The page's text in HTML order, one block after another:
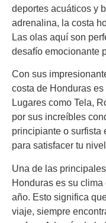
deportes acuáticos y
adrenalina, la costa
Las olas aquí son
desafío emocionante
Con sus
costa de Honduras
Lugares como Tela,
por sus increíbles
principiante o surfista
para satisfacer tu
Una de las
Honduras es su
año. Esto significa
viaje, siempre